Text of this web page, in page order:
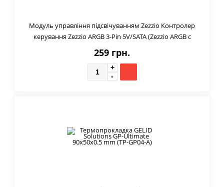
Модуль управління підсвічуванням Zezzio Контролер
керування Zezzio ARGB 3-Pin 5V/SATA (Zezzio ARGB c
259 грн.